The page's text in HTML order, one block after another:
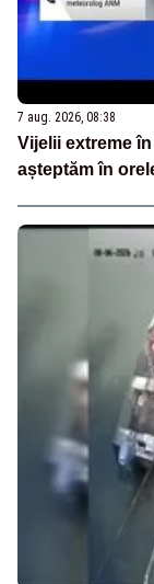
7 aug. 2026, 08:38
Vijelii extreme
așteptăm în